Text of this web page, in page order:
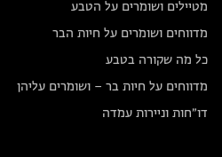
מטיילים ושומרים על הטבע
מדווחים ושומרים על חיות הבר
כל מה שקורה בטבע
מדווחים על חיות בר – ושומרים עליהן
דו״חות וניירות עמדה